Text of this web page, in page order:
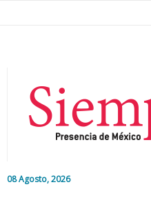
08 Agosto, 2026